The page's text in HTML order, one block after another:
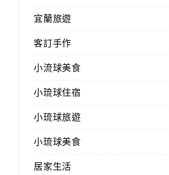
宜蘭旅遊
客訂手作
小流球美食
小琉球住宿
小琉球旅遊
小琉球美食
居家生活